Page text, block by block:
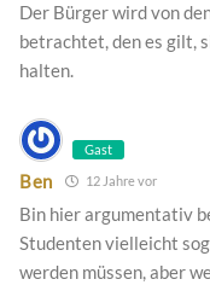
Der Bürger wird von
betrachtet, den es gilt,
halten.
Gast
Ben 12 Jahre vor
Bin hier argumentativ
Studenten vielleicht
werden müssen, aber